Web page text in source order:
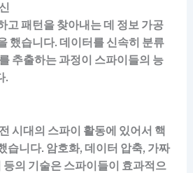
고 패턴을 찾아내는 데 정보 가공
했습니다. 데이터를 신속히 분류
추출하는 과정이 스파이들의 능
.
시대의 스파이 활동에 있어서 핵
습니다. 암호화, 데이터 압축, 가짜
등의 기술은 스파이들이 효과적으